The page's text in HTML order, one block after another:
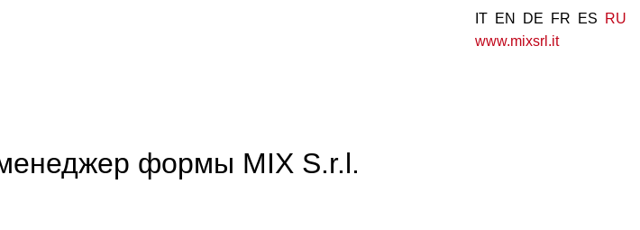
IT EN DE FR ES
RU
www.mixsrl.it
формы MIX S.r.l.